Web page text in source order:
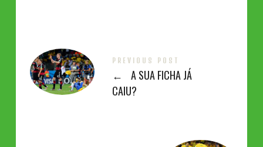
PREVIOUS POST
←
A SUA FICHA JÁ
CAIU?